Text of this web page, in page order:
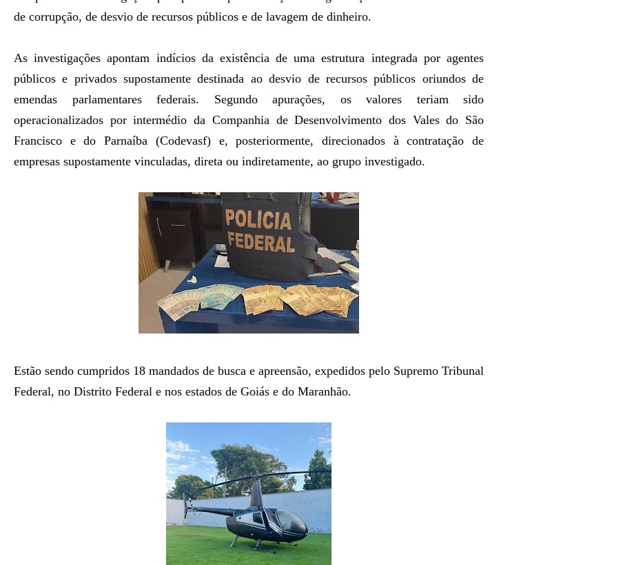
de corrupção, de desvio de recursos públicos e de lavagem de dinheiro.
As investigações apontam indícios da existência de uma estrutura integrada por agentes
públicos e privados supostamente destinada ao desvio de recursos públicos oriundos de
emendas parlamentares federais. Segundo apurações, os valores teriam sido
operacionalizados por intermédio da Companhia de Desenvolvimento dos Vales do São
Francisco e do Parnaíba (Codevasf) e, posteriormente, direcionados à contratação de
empresas supostamente vinculadas, direta ou indiretamente, ao grupo investigado.
Estão sendo cumpridos 18 mandados de busca e apreensão, expedidos pelo Supremo Tribunal
Federal, no Distrito Federal e nos estados de Goiás e do Maranhão.